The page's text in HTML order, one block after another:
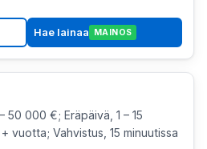
Hae lainaa MAINOS
50 000 €; Eräpäivä, 1 – 15
vuotta; Vahvistus, 15 minuutissa